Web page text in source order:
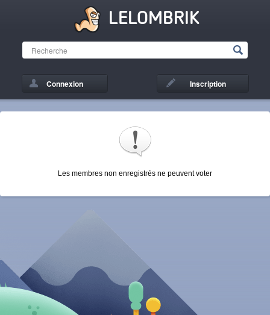
LELOMBRIK
Connexion Inscription
Les membres non enregistrés ne peuvent voter